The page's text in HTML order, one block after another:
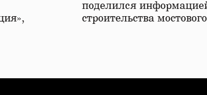
поделился
строительства